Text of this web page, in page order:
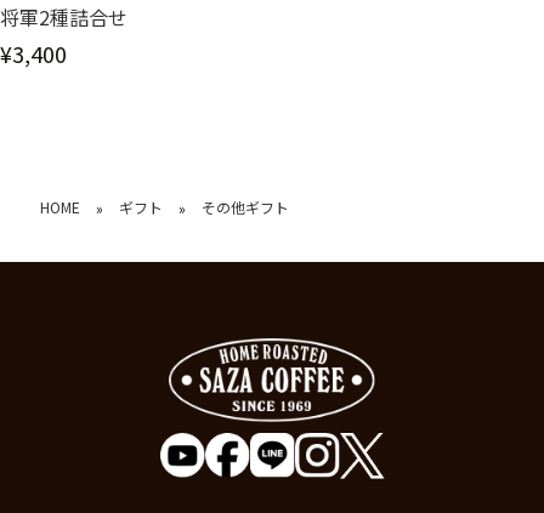
将軍2種詰合せ
¥3,400
HOME » ギフト » その他ギフト